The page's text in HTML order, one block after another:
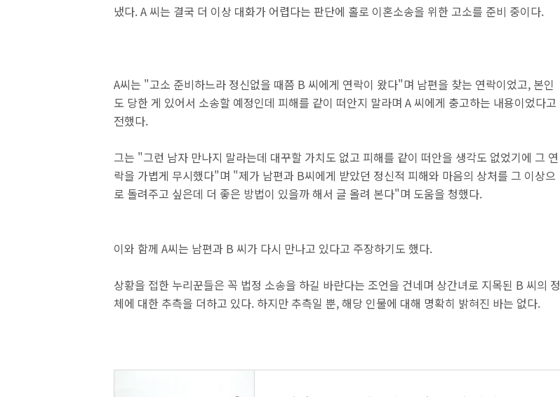
냈다. A 씨는 결국 더 이상 대화가 어렵다는 판단에 홀로 이혼소송을 위한 고소를 준비 중이다.
A씨는 "고소 준비하느라 정신없을 때쯤 B 씨에게 연락이 왔다"며 남편을 찾는 연락이었고, 본인
도 당한 게 있어서 소송할 예정인데 피해를 같이 떠안지 말라며 A 씨에게 충고하는 내용이었다고
전했다.
그는 "그런 남자 만나지 말라는데 대꾸할 가치도 없고 피해를 같이 떠안을 생각도 없었기에 그 연
락을 가볍게 무시했다"며 "제가 남편과 B씨에게 받았던 정신적 피해와 마음의 상처를 그 이상으
로 돌려주고 싶은데 더 좋은 방법이 있을까 해서 글 올려 본다"며 도움을 청했다.
이와 함께 A씨는 남편과 B 씨가 다시 만나고 있다고 주장하기도 했다.
상황을 접한 누리꾼들은 꼭 법정 소송을 하길 바란다는 조언을 건네며 상간녀로 지목된 B 씨의 정
체에 대한 추측을 더하고 있다. 하지만 추측일 뿐, 해당 인물에 대해 명확히 밝혀진 바는 없다.